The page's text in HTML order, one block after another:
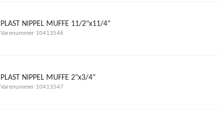
PLAST NIPPEL MUFFE 11/2"x11/4"
Varenummer 10413546
PLAST NIPPEL MUFFE 2"x3/4"
Varenummer 10413547